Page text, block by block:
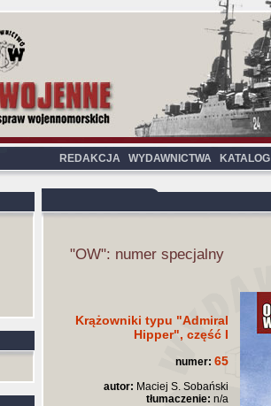
REDAKCJA WYDAWNICTWA KATALOG
"OW": numer specjalny
Krążowniki typu "Admiral
Hipper", część I
numer: 65
autor: Maciej S. Sobański
tłumaczenie: n/a